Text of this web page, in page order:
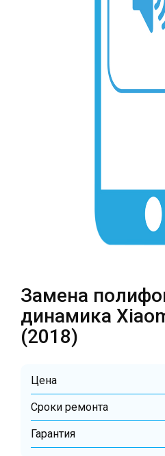
Замена
динамика
(2018)
Цена
Cроки ремонта
Гарантия